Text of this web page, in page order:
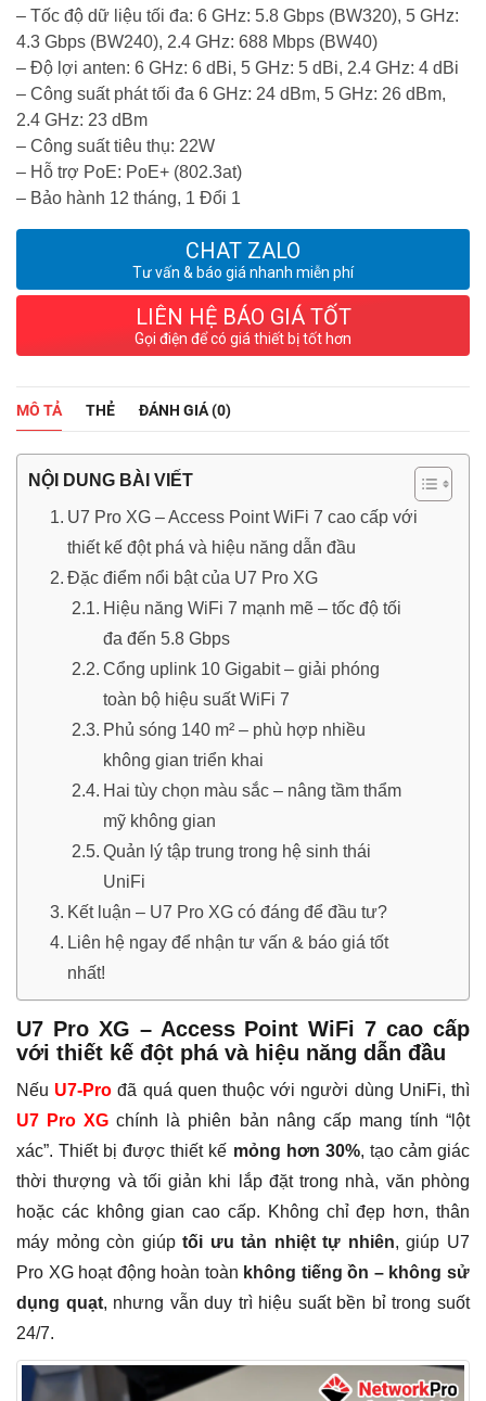
– Tốc độ dữ liệu tối đa: 6 GHz: 5.8 Gbps (BW320), 5 GHz:
4.3 Gbps (BW240), 2.4 GHz: 688 Mbps (BW40)
– Độ lợi anten: 6 GHz: 6 dBi, 5 GHz: 5 dBi, 2.4 GHz: 4 dBi
– Công suất phát tối đa 6 GHz: 24 dBm, 5 GHz: 26 dBm,
2.4 GHz: 23 dBm
– Công suất tiêu thụ: 22W
– Hỗ trợ PoE: PoE+ (802.3at)
– Bảo hành 12 tháng, 1 Đổi 1
CHAT ZALO
Tư vấn & báo giá nhanh miễn phí
LIÊN HỆ BÁO GIÁ TỐT
Gọi điện để có giá thiết bị tốt hơn
MÔ TẢ THẺ ĐÁNH GIÁ (0)
NỘI DUNG BÀI VIẾT
U7 Pro XG – Access Point WiFi 7 cao cấp với
thiết kế đột phá và hiệu năng dẫn đầu
Đặc điểm nổi bật của U7 Pro XG
Hiệu năng WiFi 7 mạnh mẽ – tốc độ tối
đa đến 5.8 Gbps
Cổng uplink 10 Gigabit – giải phóng
toàn bộ hiệu suất WiFi 7
Phủ sóng 140 m² – phù hợp nhiều
không gian triển khai
Hai tùy chọn màu sắc – nâng tầm thẩm
mỹ không gian
Quản lý tập trung trong hệ sinh thái
UniFi
Kết luận – U7 Pro XG có đáng để đầu tư?
Liên hệ ngay để nhận tư vấn & báo giá tốt
nhất!
U7 Pro XG – Access Point WiFi 7 cao cấp
với thiết kế đột phá và hiệu năng dẫn đầu
Nếu U7-Pro đã quá quen thuộc với người dùng UniFi, thì
U7 Pro XG chính là phiên bản nâng cấp mang tính “lột
xác”. Thiết bị được thiết kế mỏng hơn 30%, tạo cảm giác
thời thượng và tối giản khi lắp đặt trong nhà, văn phòng
hoặc các không gian cao cấp. Không chỉ đẹp hơn, thân
máy mỏng còn giúptối ưu tản nhiệt tự nhiên, giúp U7
Pro XG hoạt động hoàn toàn không tiếng ồn – không sử
dụng quạt, nhưng vẫn duy trì hiệu suất bền bỉ trong suốt
24/7.